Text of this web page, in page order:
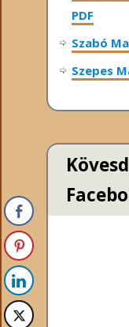
PDF
Szabó
Szepes